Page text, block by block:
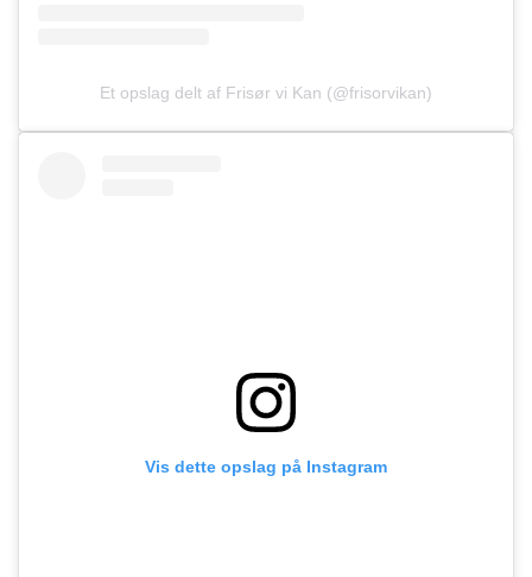
Et opslag delt af Frisør vi Kan (@frisorvikan)
Vis dette opslag på Instagram